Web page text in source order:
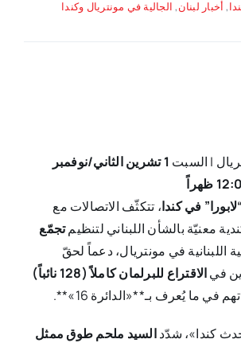
, أخبار لبنان, الجالية في مونتريال وكندا
| السبت 1 تشرين الثاني/نوفمبر
ظهراً
في كندا، تتكثّف الاتصالات مع
معنيّة بالشأن اللبناني لتنظيمتجمّع
اللبنانية في مونتريال، دعماً لحقّ
فيالاقتراع للبرلمان كاملاً (128 نائباً)
ما يُعرف بـ**«الدائرة 16»**.
كندا»، شدّدالسيد ملحم طوق ممثل